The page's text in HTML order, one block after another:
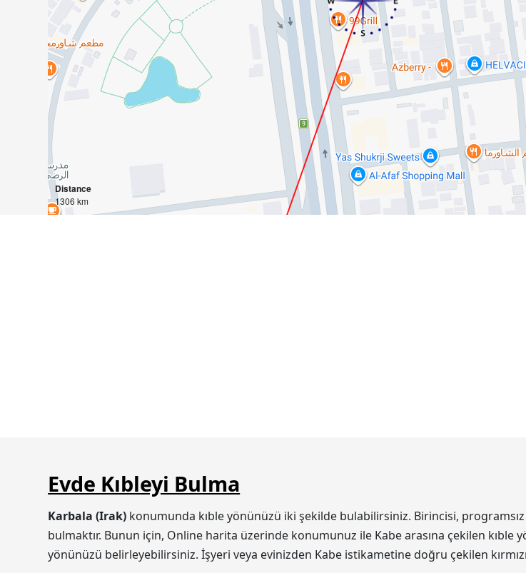
Distance
1306 km
Evde Kıbleyi Bulma
Karbala (Irak) konumunda kıble yönünüzü iki şekilde bulabilirsiniz. Birincisi,
bulmaktır. Bunun için, Online harita üzerinde konumunuz ile Kabe arasına çekilen kıble
yönünüzü belirleyebilirsiniz. İşyeri veya evinizden Kabe istikametine doğru çekilen